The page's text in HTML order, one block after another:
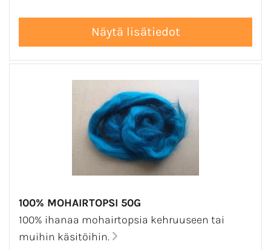
100% MOHAIRTOPSI 50G
100% ihanaa mohairtopsia kehruuseen tai
muihin käsitöihin.